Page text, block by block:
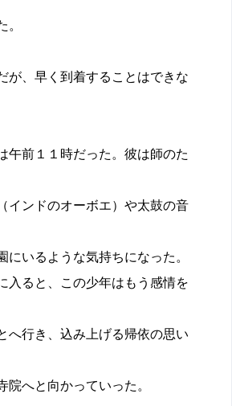
、早く到着することはできな
前１１時だった。彼は師のた
インドのオーボエ）や太鼓の音
いるような気持ちになった。
ると、この少年はもう感情を
行き、込み上げる帰依の思い
へと向かっていった。